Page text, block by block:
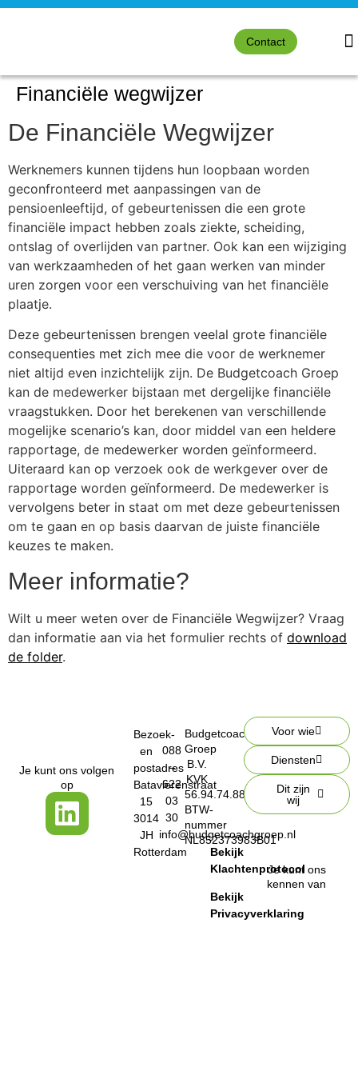
Contact
Financiële wegwijzer
De Financiële Wegwijzer
Werknemers kunnen tijdens hun loopbaan worden
geconfronteerd met aanpassingen van de
pensioenleeftijd, of gebeurtenissen die een grote
financiële impact hebben zoals ziekte, scheiding,
ontslag of overlijden van partner. Ook kan een wijziging
van werkzaamheden of het gaan werken van minder
uren zorgen voor een verschuiving van het financiële
plaatje.
Deze gebeurtenissen brengen veelal grote financiële
consequenties met zich mee die voor de werknemer
niet altijd even inzichtelijk zijn. De Budgetcoach Groep
kan de medewerker bijstaan met dergelijke financiële
vraagstukken. Door het berekenen van verschillende
mogelijke scenario’s kan, door middel van een heldere
rapportage, de medewerker worden geïnformeerd.
Uiteraard kan op verzoek ook de werkgever over de
rapportage worden geïnformeerd. De medewerker is
vervolgens beter in staat om met deze gebeurtenissen
om te gaan en op basis daarvan de juiste financiële
keuzes te maken.
Meer informatie?
Wilt u meer weten over de Financiële Wegwijzer? Vraag
dan informatie aan via het formulier rechts of download
de folder.
Je kunt ons volgen
op
Bezoek-
en
postadres
Batavierenstraat
15
3014
JH
Rotterdam
088
–
622
03
30
info@budgetcoachgroep.nl
Budgetcoach
Groep
B.V.
KVK
56.94.74.88
BTW-
nummer
NL852373983B01
Bekijk
Privacyverklaring
Bekijk
Klachtenprotocol
Voor wie
Diensten
Dit zijn
wij
Je kunt ons
kennen van